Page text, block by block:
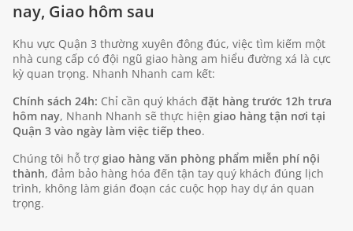
nay, Giao hôm sau
Khu vực Quận 3 thường xuyên đông đúc, việc tìm kiếm một
nhà cung cấp có đội ngũ giao hàng am hiểu đường xá là cực
kỳ quan trọng. Nhanh Nhanh cam kết:
Chính sách 24h: Chỉ cần quý khách đặt hàng trước 12h trưa
hôm nay, Nhanh Nhanh sẽ thực hiện giao hàng tận nơi tại
Quận 3 vào ngày làm việc tiếp theo.
Chúng tôi hỗ trợ giao hàng văn phòng phẩm miễn phí nội
thành, đảm bảo hàng hóa đến tận tay quý khách đúng lịch
trình, không làm gián đoạn các cuộc họp hay dự án quan
trọng.